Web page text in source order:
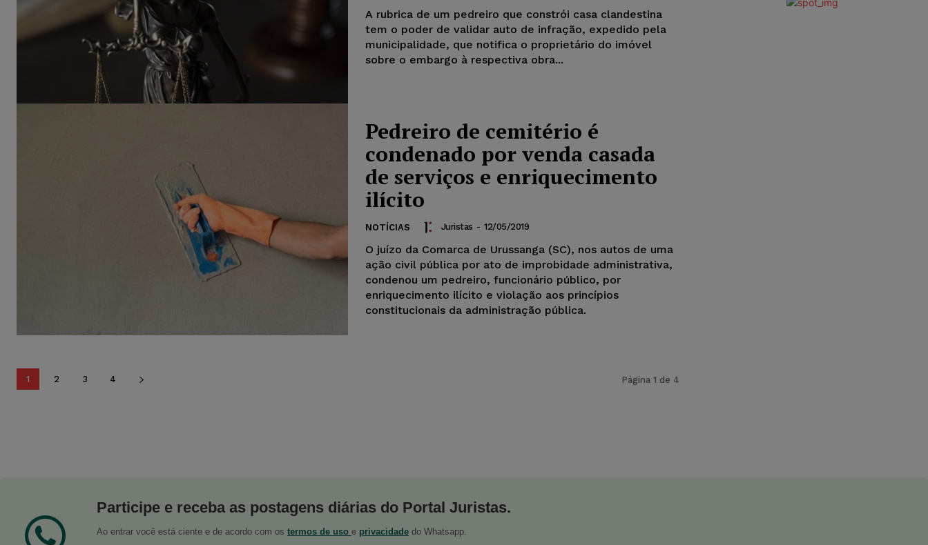
A rubrica de um pedreiro que constrói casa clandestina
tem o poder de validar auto de infração, expedido pela
municipalidade, que notifica o proprietário do imóvel
sobre o embargo à respectiva obra...
Pedreiro de cemitério é
condenado por venda casada
de serviços e enriquecimento
ilícito
NOTÍCIAS Juristas - 12/05/2019
O juízo da Comarca de Urussanga (SC), nos autos de uma
ação civil pública por ato de improbidade administrativa,
condenou um pedreiro, funcionário público, por
enriquecimento ilícito e violação aos princípios
constitucionais da administração pública.
1 2 3 4 Página 1 de 4
Participe e receba as postagens diárias do Portal Juristas.
Ao entrar você está ciente e de acordo com os termos de uso e privacidade do Whatsapp.